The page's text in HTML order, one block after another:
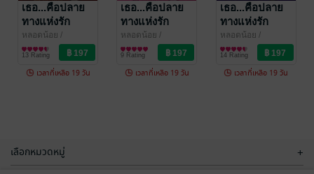
Season 1 เล่ม
1 ตอน รักฉบับ
เคนหยก
หลอดน้อย/
JINTANA
นิยายโรมานซ์
13 Rating
Season 2 ตอน
ปฎิบัติการล่า
หัวใจสามีสุด
ที่รัก
หลอดน้อย/
JINTANA
นิยายโรมานซ์
14 Rating
เธอ...คือปลาย
ทางแห่งรัก
Season 1 เล่ม
1 ตอน รักฉบับ
เคนหยก
หลอดน้อย /
JINTANA
นิยายโรมานซ์
13 Rating
เวลาที่เหลือ 19 วัน
เธอ...คือปลาย
ทางแห่งรัก
Season 1 เล่ม
2 ตอน รักฉบับ
เคนหยก
หลอดน้อย /
JINTANA
นิยายโรมานซ์
9 Rating
เวลาที่เหลือ 19 วัน
เธอ...คือปลาย
ทางแห่งรัก
Season 2 ตอน
ปฎิบัติการล่า
หัวใจสามีสุด
ที่รัก
หลอดน้อย /
JINTANA
นิยายโรมานซ์
14 Rating
เวลาที่เหลือ 19 วัน
เลือกหมวดหมู่ +